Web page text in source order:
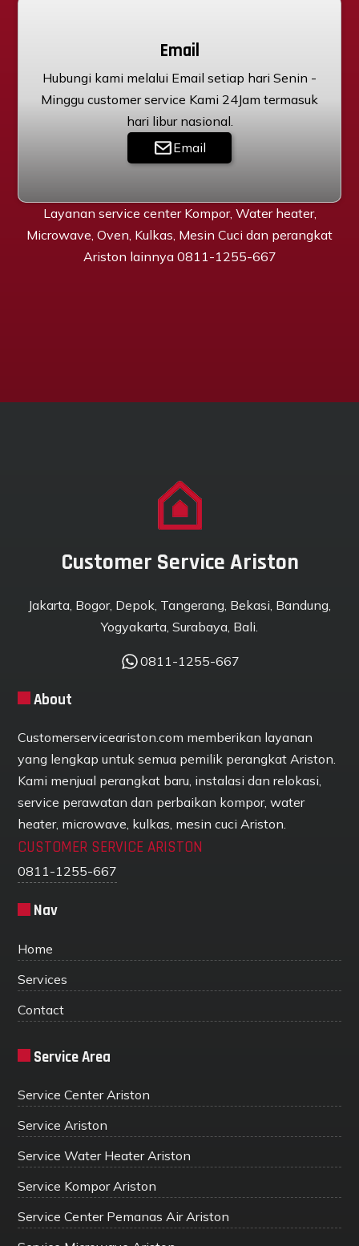
Email
Hubungi kami melalui Email setiap hari Senin -
Minggu customer service Kami 24Jam termasuk
hari libur nasional.
Email
Layanan service center Kompor, Water heater,
Microwave, Oven, Kulkas, Mesin Cuci dan perangkat
Ariston lainnya 0811-1255-667
Customer Service Ariston
Jakarta, Bogor, Depok, Tangerang, Bekasi, Bandung,
Yogyakarta, Surabaya, Bali.
0811-1255-667
About
Customerserviceariston.com memberikan layanan
yang lengkap untuk semua pemilik perangkat Ariston.
Kami menjual perangkat baru, instalasi dan relokasi,
service perawatan dan perbaikan kompor, water
heater, microwave, kulkas, mesin cuci Ariston.
CUSTOMER SERVICE ARISTON
0811-1255-667
Nav
Home
Services
Contact
Service Area
Service Center Ariston
Service Ariston
Service Water Heater Ariston
Service Kompor Ariston
Service Center Pemanas Air Ariston